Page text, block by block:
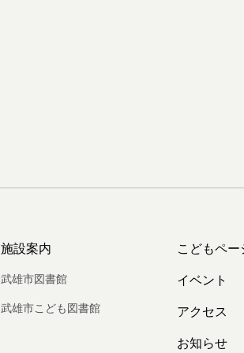
施設案内
武雄市図書館
武雄市こども図書館
こどもペー
イベント
アクセス
お知らせ